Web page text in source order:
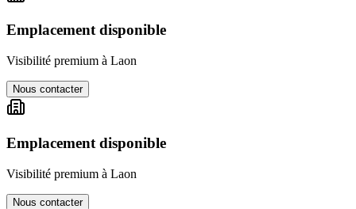
Emplacement disponible
Visibilité premium à Laon
Nous contacter
Emplacement disponible
Visibilité premium à Laon
Nous contacter